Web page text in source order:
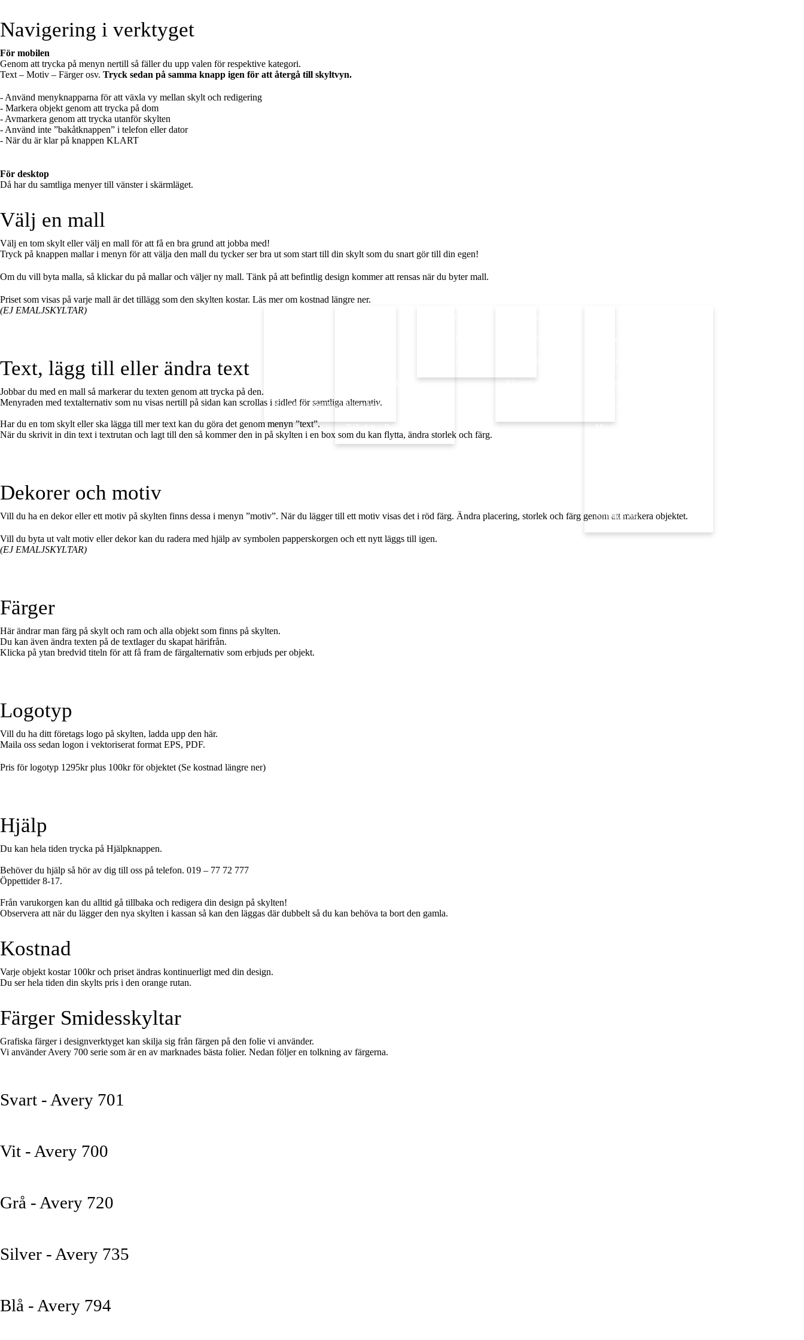
Navigering i verktyget
För mobilen
Genom att trycka på menyn nertill så fäller du upp valen för respektive kategori.
Text – Motiv – Färger osv. Tryck sedan på samma knapp igen för att återgå till skyltvyn.
- Använd menyknapparna för att växla vy mellan skylt och redigering
- Markera objekt genom att trycka på dom
- Avmarkera genom att trycka utanför skylten
- Använd inte ”bakåtknappen” i telefon eller dator
- När du är klar på knappen KLART
För desktop
Då har du samtliga menyer till vänster i skärmläget.
Välj en mall
Välj en tom skylt eller välj en mall för att få en bra grund att jobba med!
Tryck på knappen mallar i menyn för att välja den mall du tycker ser bra ut som start till din skylt som du snart gör till din egen!
Om du vill byta malla, så klickar du på mallar och väljer ny mall. Tänk på att befintlig design kommer att rensas när du byter mall.
Priset som visas på varje mall är det tillägg som den skylten kostar. Läs mer om kostnad längre ner.
(EJ EMALJSKYLTAR)
Text, lägg till eller ändra text
Jobbar du med en mall så markerar du texten genom att trycka på den.
Menyraden med textalternativ som nu visas nertill på sidan kan scrollas i sidled för samtliga alternativ.
Har du en tom skylt eller ska lägga till mer text kan du göra det genom menyn ”text”.
När du skrivit in din text i textrutan och lagt till den så kommer den in på skylten i en box som du kan flytta, ändra storlek och färg.
Dekorer och motiv
Vill du ha en dekor eller ett motiv på skylten finns dessa i menyn ”motiv”. När du lägger till ett motiv visas det i röd färg. Ändra placering, storlek och färg genom att markera objektet.
Vill du byta ut valt motiv eller dekor kan du radera med hjälp av symbolen papperskorgen och ett nytt läggs till igen.
(EJ EMALJSKYLTAR)
Färger
Här ändrar man färg på skylt och ram och alla objekt som finns på skylten.
Du kan även ändra texten på de textlager du skapat härifrån.
Klicka på ytan bredvid titeln för att få fram de färgalternativ som erbjuds per objekt.
Logotyp
Vill du ha ditt företags logo på skylten, ladda upp den här.
Maila oss sedan logon i vektoriserat format EPS, PDF.
Pris för logotyp 1295kr plus 100kr för objektet (Se kostnad längre ner)
Hjälp
Du kan hela tiden trycka på Hjälpknappen.
Behöver du hjälp så hör av dig till oss på telefon. 019 – 77 72 777
Öppettider 8-17.
Från varukorgen kan du alltid gå tillbaka och redigera din design på skylten!
Observera att när du lägger den nya skylten i kassan så kan den läggas där dubbelt så du kan behöva ta bort den gamla.
Kostnad
Varje objekt kostar 100kr och priset ändras kontinuerligt med din design.
Du ser hela tiden din skylts pris i den orange rutan.
Färger Smidesskyltar
Grafiska färger i designverktyget kan skilja sig från färgen på den folie vi använder.
Vi använder Avery 700 serie som är en av marknades bästa folier. Nedan följer en tolkning av färgerna.
Svart - Avery 701
Vit - Avery 700
Grå - Avery 720
Silver - Avery 735
Blå - Avery 794
Tillbehör Vindflöjel Hängskyltar
Tillbehör / Belysning
Klassiska Motiv
Monteringsfilmer
Kontakta oss